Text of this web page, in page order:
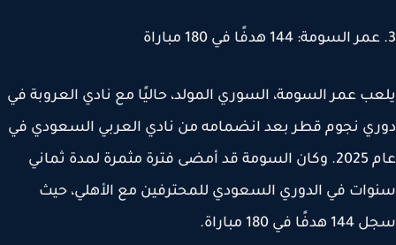
عمر السومة، السوري المولد، حاليًا مع نادي العروبة في
نجوم قطر بعد انضمامه من نادي العربي السعودي في
عام 2025. وكان السومة قد أمضى فترة مثمرة لمدة ثماني
في الدوري السعودي للمحترفين مع الأهلي، حيث
في 180 مباراة.